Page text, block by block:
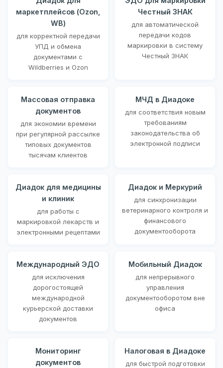
маркетплейсов (Ozon,
WB)
для корректной передачи
УПД и обмена
документами с
Wildberries и Ozon
Честный ЗНАК
для автоматической
передачи кодов
маркировки в систему
Честный ЗНАК
Массовая отправка
документов
для экономии времени
при регулярной рассылке
типовых документов
тысячам клиентов
МЧД в Диадоке
для соответствия новым
требованиям
законодательства об
электронной подписи
Диадок для медицины
и клиник
для работы с
маркировкой лекарств и
электронными рецептами
Диадок и Меркурий
для синхронизации
ветеринарного контроля и
финансового
документооборота
Международный ЭДО
для исключения
дорогостоящей
международной
курьерской доставки
документов
Мобильный Диадок
для непрерывного
управления
документооборотом вне
офиса
Мониторинг
документов
Налоговая в Диадоке
для быстрой подготовки